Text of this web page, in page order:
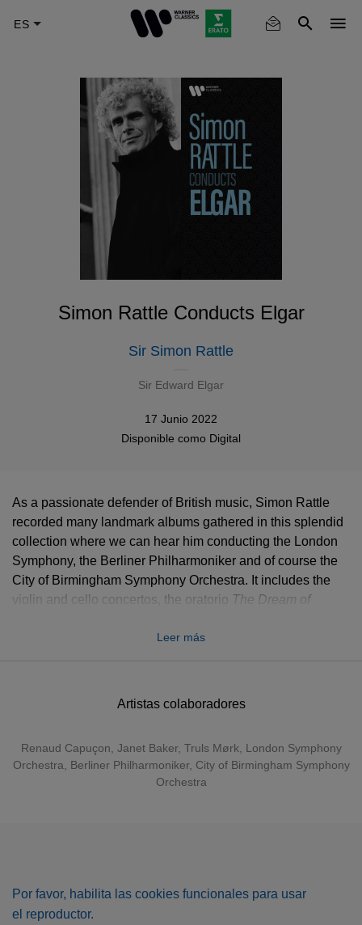
Simon Rattle Conducts Elgar
Sir Simon Rattle
Sir Edward Elgar
17 Junio 2022
Disponible como Digital
Artistas colaboradores
Renaud Capuçon Janet Baker, Truls Mørk
London Symphony
Orchestra
Berliner Philharmoniker, City of Birmingham Symphony
Orchestra
As a passionate defender of British music, Simon Rattle
recorded many landmark albums gathered in this splendid
collection where we can hear him conducting the London
Symphony, the Berliner Philharmoniker and of course the
City of Birmingham Symphony Orchestra. It includes the
violin and cello concertos, the oratorio The Dream of
Renaud Capuçon, Janet Baker and Truls Mørk among
Leer más
Por favor, habilita las cookies funcionales para usar
el reproductor.